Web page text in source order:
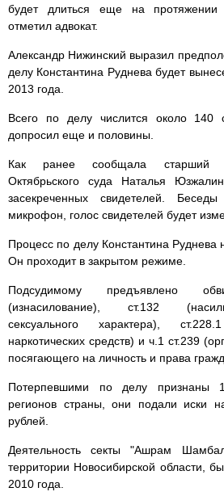
будет длиться еще на протяжении
отметил адвокат.
Александр Нижинский выразил
делу Константина Руднева будет
2013 года.
Всего по делу числится около 140
допросил еще и половины.
Как ранее сообщала старший
Октябрьского суда Наталья
засекреченных свидетелей.
микрофон, голос свидетелей будет
Процесс по делу Константина Руднева
Он проходит в закрытом режиме.
Подсудимому предъявлено
(изнасилование), ст.132
сексуального характера),
наркотических средств) и ч.1 ст.239
посягающего на личность и права
Потерпевшими по делу признаны
регионов страны, они подали иски
рублей.
Деятельность секты "Ашрам
территории Новосибирской области,
2010 года.